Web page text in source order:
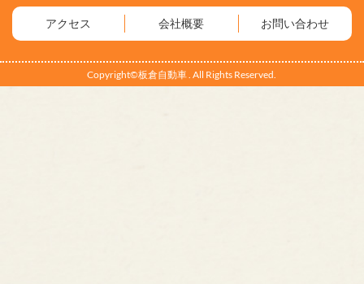
アクセス 会社概要 お問い合わせ
Copyright©板倉自動車 . All Rights Reserved.